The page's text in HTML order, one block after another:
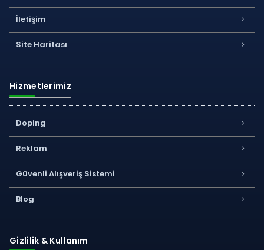
İletişim
Site Haritası
Hizmetlerimiz
Doping
Reklam
Güvenli Alışveriş Sistemi
Blog
Gizlilik & Kullanım